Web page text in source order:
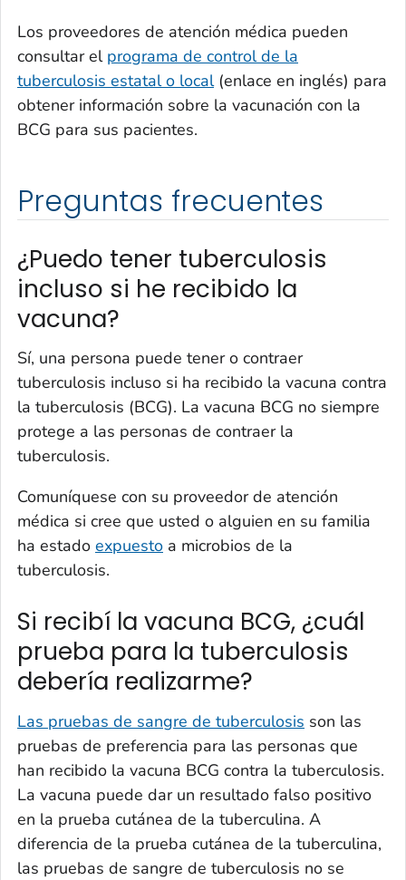
Los proveedores de atención médica pueden
consultar el programa de control de la
tuberculosis estatal o local(enlace en inglés) para
obtener información sobre la vacunación con la
BCG para sus pacientes.
Preguntas frecuentes
¿Puedo tener tuberculosis
incluso si he recibido la
vacuna?
Sí, una persona puede tener o contraer
tuberculosis incluso si ha recibido la vacuna contra
la tuberculosis (BCG). La vacuna BCG no siempre
protege a las personas de contraer la
tuberculosis.
Comuníquese con su proveedor de atención
médica si cree que usted o alguien en su familia
ha estado expuesto a microbios de la
tuberculosis.
Si recibí la vacuna BCG, ¿cuál
prueba para la tuberculosis
debería realizarme?
Las pruebas de sangre de tuberculosis son las
pruebas de preferencia para las personas que
han recibido la vacuna BCG contra la tuberculosis.
La vacuna puede dar un resultado falso positivo
en la prueba cutánea de la tuberculina. A
diferencia de la prueba cutánea de la tuberculina,
las pruebas de sangre de tuberculosis no se